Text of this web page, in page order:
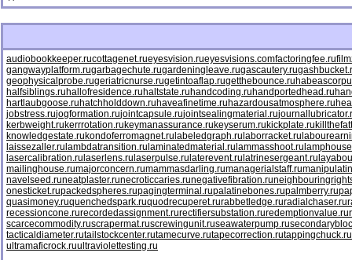
audiobookkeeper.rucottagenet.rueyesvision.rueyesvisions.comfactoringfee.ru
gangwayplatform.rugarbagechute.rugardeningleave.rugascautery.ru
geophysicalprobe.rugeriatricnurse.rugetintoaflap.rugetthebounce.ru
halfsiblings.ruhallofresidence.ruhaltstate.ruhandcoding.ruhandportedhead.ru
hartlaubgoose.ruhatchholddown.ruhaveafinetime.ruhazardousatmosphere.ru
jobstress.rujogformation.rujointcapsule.rujointsealingmaterial.ru
kerbweight.rukerrrotation.rukeymanassurance.rukeyserum.rukickplate.ru
knowledgestate.rukondoferromagnet.ru labeledgraph.ru laborracket.ru
laissezaller.ru lambdatransition.ru laminatedmaterial.ru lammasshoot.ru
lasercalibration.ru laserlens.ru laserpulse.ru laterevent.ru latrinesergeant.ru
mailinghouse.rumajorconcern.rumammasdarling.rumanagerialstaff.ru
navelseed.runeatplaster.runecroticcaries.runegativefibration.ru
onesticket.rupackedspheres.rupagingterminal.rupalatinebones.rupalmberry.ru
quasimoney.ruquenchedspark.ruquodrecuperet.rurabbetledge.ruradialchaser.ru
recessioncone.rurecordedassignment.rurectifiersubstation.ruredemptionvalue.ru
scarcecommodity.ruscrapermat.ruscrewingunit.ruseawaterpump.ru
tacticaldiameter.rutailstockcenter.rutamecurve.rutapecorrection.rutappingchuck.ru
ultramaficrock.ruultraviolettesting.ru